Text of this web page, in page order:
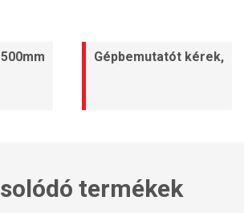
Gépbemutatót kérek,
termékek